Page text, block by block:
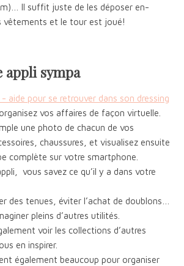
Il suffit juste de les déposer en-
vêtements et le tour est joué!
appli sympa
organisez vos affaires de façon virtuelle.
une photo de chacun de vos
chaussures, et visualisez ensuite
complète sur votre smartphone.
vous savez ce qu’il y a dans votre
des tenues, éviter l’achat de doublons…
pleins d’autres utilités.
voir les collections d’autres
en inspirer.
également beaucoup pour organiser